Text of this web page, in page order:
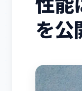
を公